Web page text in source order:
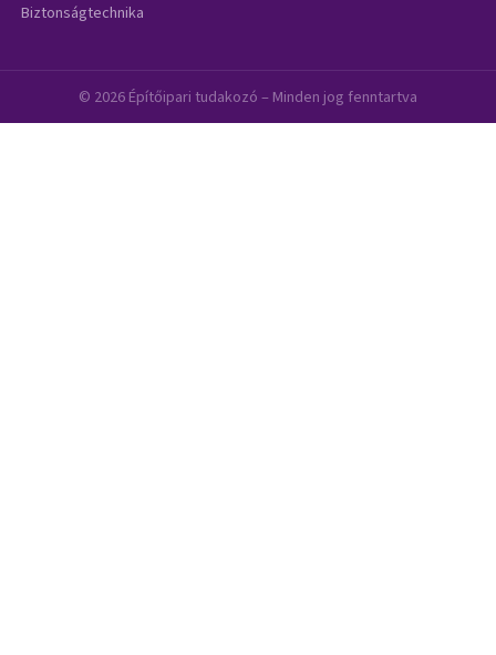
Biztonságtechnika
© 2026 Építőipari tudakozó – Minden jog fenntartva